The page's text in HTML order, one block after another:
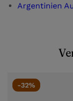
Argentinien
-32%